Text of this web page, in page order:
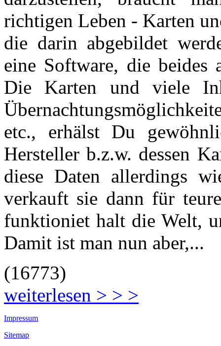
richtigen Leben - Karten
die darin abgebildet
eine Software, die
Die Karten und viele
etc., erhälst Du
Hersteller b.z.w. dessen
diese Daten allerdings
verkauft sie dann für
funktioniet halt die Welt,
Damit ist man nun aber,...
(16773)
weiterlesen > > >
Impressum
Sitemap